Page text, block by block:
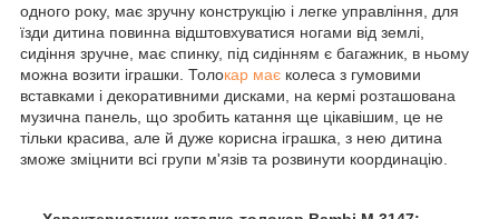
одного року, має зручну конструкцію і легке управління, для
їзди дитина повинна відштовхуватися ногами від землі,
сидіння зручне, має спинку, під сидінням є багажник, в ньому
можна возити іграшки. Толокар має колеса з гумовими
вставками і декоративними дисками, на кермі розташована
музична панель, що зробить катання ще цікавішим, це не
тільки красива, але й дуже корисна іграшка, з нею дитина
зможе зміцнити всі групи м'язів та розвинути координацію.